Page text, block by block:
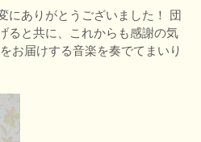
にありがとうございました！ 団
ると共に、これからも感謝の気
お届けする音楽を奏でてまいり